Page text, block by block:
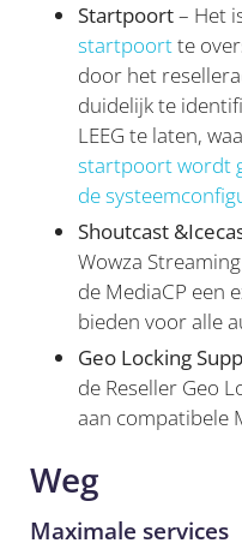
Startpoort– Het
startpoortte
door het
duidelijk te
LEEG te laten,
startpoort wordt
de
Shoutcast
Wowza
de MediaCP een
bieden voor alle
Geo Locking
de Reseller Geo
aan compatibele
Weg
Maximale services